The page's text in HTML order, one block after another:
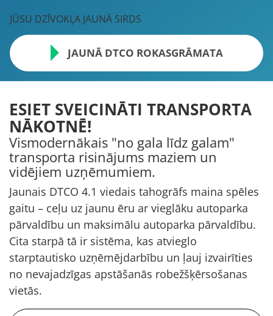
JŪSU DZĪVOKĻA JAUNĀ SIRDS
JAUNĀ DTCO ROKASGRĀMATA
ESIET SVEICINĀTI TRANSPORTA
NĀKOTNĒ!
Vismodernākais "no gala līdz galam"
transporta risinājums maziem un
vidējiem uzņēmumiem.
Jaunais DTCO 4.1 viedais tahogrāfs maina spēles
gaitu – ceļu uz jaunu ēru ar vieglāku autoparka
pārvaldību un maksimālu autoparka pārvaldību.
Cita starpā tā ir sistēma, kas atvieglo
starptautisko uzņēmējdarbību un ļauj izvairīties
no nevajadzīgas apstāšanās robežšķērsošanas
vietās.